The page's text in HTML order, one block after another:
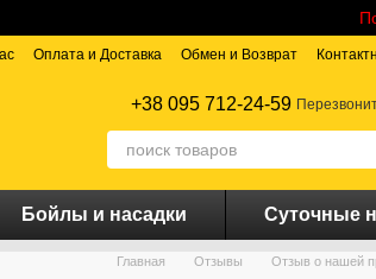
Оплата и Доставка Обмен и Возврат
+38 095 712-24-59
Бойлы и насадки Суточные
Главная Отзывы Отзыв о нашей